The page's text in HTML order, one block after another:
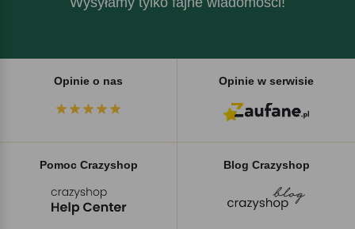
Opinie o nas Opinie w serwisie
Pomoc Crazyshop Blog Crazyshop